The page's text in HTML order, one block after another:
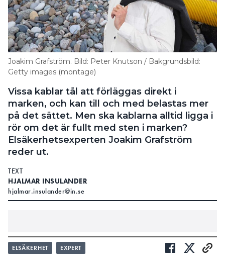
Joakim Grafström. Bild: Peter Knutson / Bakgrundsbild:
Getty images (montage)
Vissa kablar tål att förläggas direkt i
marken, och kan till och med belastas mer
på det sättet. Men ska kablarna alltid ligga i
rör om det är fullt med sten i marken?
Elsäkerhetsexperten Joakim Grafström
reder ut.
TEXT
HJALMAR INSULANDER
hjalmar.insulander@in.se
LÄS OCKSÅ:
KAN MAN FÖRLÄGGA EN JORDKABEL DIREKT I
ELSÄKERHET EXPERT